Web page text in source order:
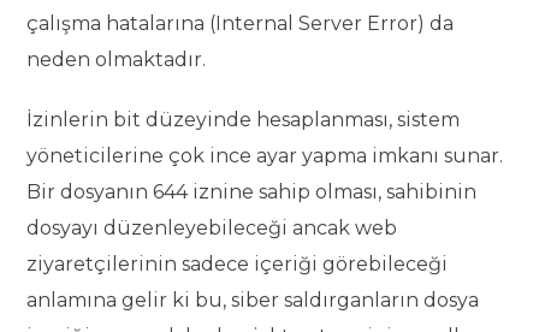
çalışma hatalarına (Internal Server Error) da
neden olmaktadır.
İzinlerin bit düzeyinde hesaplanması, sistem
yöneticilerine çok ince ayar yapma imkanı sunar.
Bir dosyanın 644 iznine sahip olması, sahibinin
dosyayı düzenleyebileceği ancak web
ziyaretçilerinin sadece içeriği görebileceği
anlamına gelir ki bu, siber saldırganların dosya